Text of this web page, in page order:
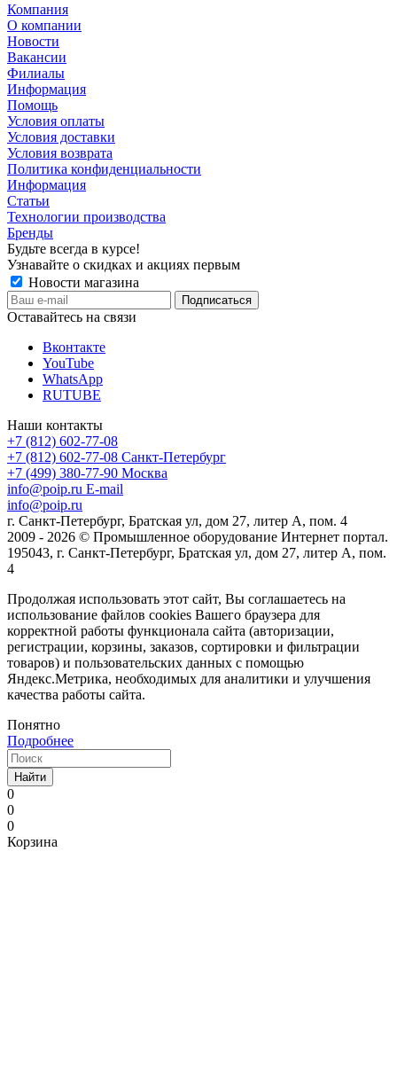
Компания
О компании
Новости
Вакансии
Филиалы
Информация
Помощь
Условия оплаты
Условия доставки
Условия возврата
Политика конфиденциальности
Информация
Статьи
Технологии производства
Бренды
Будьте всегда в курсе!
Узнавайте о скидках и акциях первым
Новости магазина
Оставайтесь на связи
Вконтакте
YouTube
WhatsApp
RUTUBE
Наши контакты
+7 (812) 602-77-08
+7 (812) 602-77-08 Санкт-Петербург
+7 (499) 380-77-90 Москва
info@poip.ru E-mail
info@poip.ru
г. Санкт-Петербург, Братская ул, дом 27, литер А, пом. 4
2009 - 2026 © Промышленное оборудование Интернет портал.
195043, г. Санкт-Петербург, Братская ул, дом 27, литер А, пом.
4
Продолжая использовать этот сайт, Вы соглашаетесь на
использование файлов cookies Вашего браузера для
корректной работы функционала сайта (авторизации,
регистрации, корзины, заказов, сортировки и фильтрации
товаров) и пользовательских данных с помощью
Яндекс.Метрика, необходимых для аналитики и улучшения
качества работы сайта.
Понятно
Подробнее
Найти
0
0
0
Корзина